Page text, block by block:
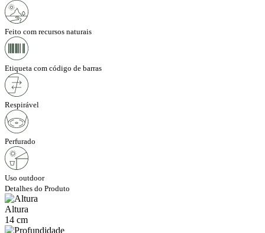
Feito com recursos naturais
Etiqueta com código de barras
Respirável
Perfurado
Uso outdoor
Detalhes do Produto
Altura
14 cm